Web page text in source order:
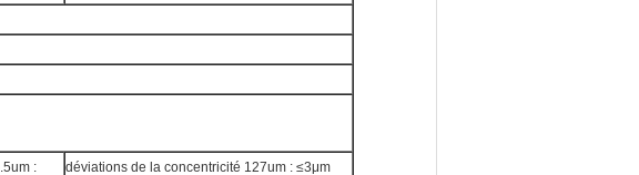
:
déviations de la concentricité 127um : ≤3μm